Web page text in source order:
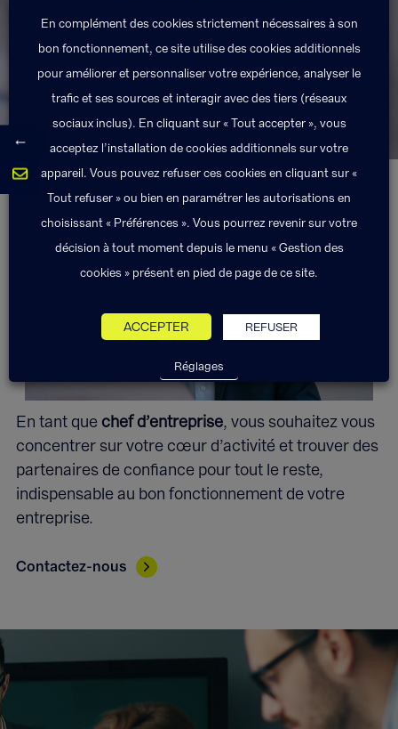
Vous êtes Chef
d'entreprise ?
En tant que chef d’entreprise, vous souhaitez vous
concentrer sur votre cœur d’activité et trouver des
partenaires de confiance pour tout le reste,
indispensable au bon fonctionnement de votre
entreprise.
Contactez-nous
En complément des cookies strictement nécessaires à son
bon fonctionnement, ce site utilise des cookies additionnels
pour améliorer et personnaliser votre expérience, analyser le
trafic et ses sources et interagir avec des tiers (réseaux
sociaux inclus). En cliquant sur « Tout accepter », vous
acceptez l’installation de cookies additionnels sur votre
appareil. Vous pouvez refuser ces cookies en cliquant sur «
Tout refuser » ou bien en paramétrer les autorisations en
choisissant « Préférences ». Vous pourrez revenir sur votre
décision à tout moment depuis le menu « Gestion des
cookies » présent en pied de page de ce site.
ACCEPTER REFUSER
Réglages
←